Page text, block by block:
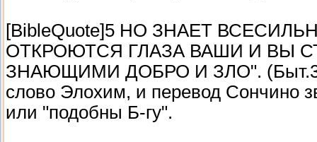
[BibleQuote]5 НО ЗНАЕТ
ОТКРОЮТСЯ ГЛАЗА ВАШИ И ВЫ
ЗНАЮЩИМИ ДОБРО И ЗЛО".
слово Элохим, и перевод Сончино
или "подобны Б-гу".